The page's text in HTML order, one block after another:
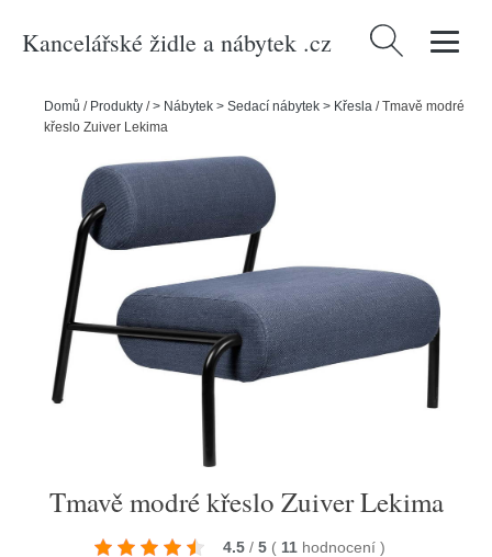
Kancelářské židle a nábytek .cz Vyhledávání
Domů / Produkty /> Nábytek > Sedací nábytek > Křesla /Tmavě modré
křeslo Zuiver Lekima
Tmavě modré křeslo Zuiver Lekima
4.5 / 5 ( 11 hodnocení )